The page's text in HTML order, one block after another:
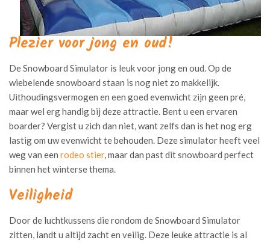
Plezier voor jong en oud!
De Snowboard Simulator is leuk voor jong en oud. Op de
wiebelende snowboard staan is nog niet zo makkelijk.
Uithoudingsvermogen en een goed evenwicht zijn geen pré,
maar wel erg handig bij deze attractie. Bent u een ervaren
boarder? Vergist u zich dan niet, want zelfs dan is het nog erg
lastig om uw evenwicht te behouden. Deze simulator heeft veel
weg van een rodeo stier, maar dan past dit snowboard perfect
binnen het winterse thema.
Veiligheid
Door de luchtkussens die rondom de Snowboard Simulator
zitten, landt u altijd zacht en veilig. Deze leuke attractie is al